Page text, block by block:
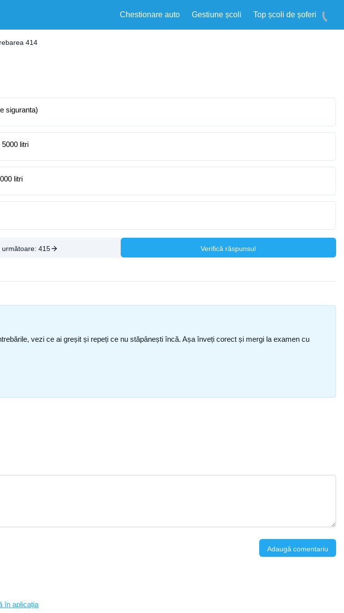
Chestionare auto Gestiune școli Top școli de șoferi
414
siguranta)
litri
litri
următoare: 415 Verifică răspunsul
vezi ce ai greșit și repeți ce nu stăpânești încă. Așa înveți corect și mergi la examen cu
Adaugă comentariu
în aplicația